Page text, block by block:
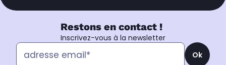
Restons en contact !
Inscrivez-vous à la newsletter
Ok